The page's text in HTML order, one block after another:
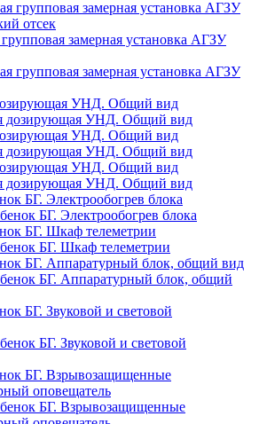
замерная установка АГЗУ
УНД. Общий вид
УНД. Общий вид
УНД. Общий вид
БГ. Электрообогрев блока
БГ. Шкаф телеметрии
БГ. Аппаратурный блок, общий вид
БГ. Звуковой и световой
БГ. Взрывозащищенные
оповещатель